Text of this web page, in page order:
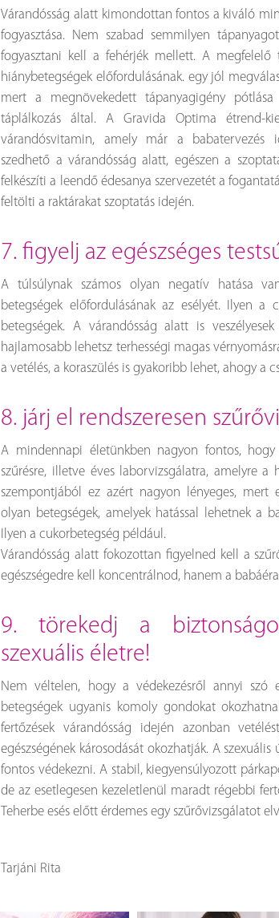
Várandósság alatt kimondottan fontos a kiváló
fogyasztása. Nem szabad semmilyen
fogyasztani kell a fehérjék mellett. A megfelelő
hiánybetegségek előfordulásának. egy jól
mert a megnövekedett tápanyagigény
táplálkozás által. A Gravida Optima étrend-
várandósvitamin, amely már a babatervezés
szedhető a várandósság alatt, egészen a
felkészíti a leendő édesanya szervezetét a
feltölti a raktárakat szoptatás idején.
7. figyelj az egészséges
A túlsúlynak számos olyan negatív hatása
betegségek előfordulásának az esélyét. Ilyen a
betegségek. A várandósság alatt is
hajlamosabb lehetsz terhességi magas
a vetélés, a koraszülés is gyakoribb lehet, ahogy a
8. járj el rendszeresen
A mindennapi életünkben nagyon fontos,
szűrésre, illetve éves laborvizsgálatra, amelyre
szempontjából ez azért nagyon lényeges, mert
olyan betegségek, amelyek hatással lehetnek a
Ilyen a cukorbetegség például.
Várandósság alatt fokozottan figyelned kell a
egészségedre kell koncentrálnod, hanem a
9. törekedj a biztonságos és kiegyensúlyozott
szexuális életre!
Nem véltelen, hogy a védekezésről annyi szó
betegségek ugyanis komoly gondokat
fertőzések várandósság idején azonban
egészségének károsodását okozhatják. A
fontos védekezni. A stabil, kiegyensúlyozott
de az esetlegesen kezeletlenül maradt régebbi
Teherbe esés előtt érdemes egy szűrővizsgálatot
Tarjáni Rita